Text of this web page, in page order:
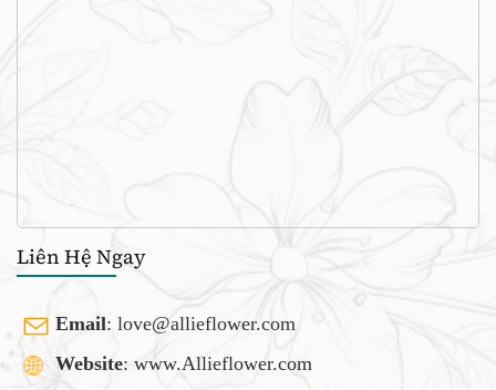
Liên Hệ Ngay
Email: love@allieflower.com
Website: www.Allieflower.com